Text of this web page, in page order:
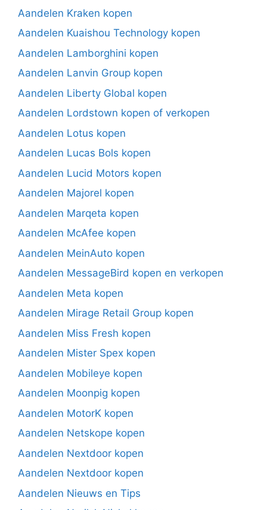
Aandelen Kraken kopen
Aandelen Kuaishou Technology kopen
Aandelen Lamborghini kopen
Aandelen Lanvin Group kopen
Aandelen Liberty Global kopen
Aandelen Lordstown kopen of verkopen
Aandelen Lotus kopen
Aandelen Lucas Bols kopen
Aandelen Lucid Motors kopen
Aandelen Majorel kopen
Aandelen Marqeta kopen
Aandelen McAfee kopen
Aandelen MeinAuto kopen
Aandelen MessageBird kopen en verkopen
Aandelen Meta kopen
Aandelen Mirage Retail Group kopen
Aandelen Miss Fresh kopen
Aandelen Mister Spex kopen
Aandelen Mobileye kopen
Aandelen Moonpig kopen
Aandelen MotorK kopen
Aandelen Netskope kopen
Aandelen Nextdoor kopen
Aandelen Nextdoor kopen
Aandelen Nieuws en Tips